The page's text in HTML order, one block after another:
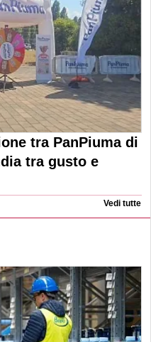
tra PanPiuma di
tra gusto e
Vedi tutte